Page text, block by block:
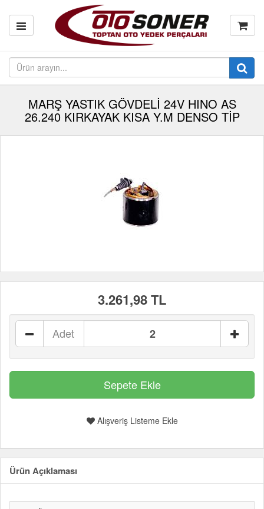
MARŞ YASTIK GÖVDELİ 24V HINO AS
26.240 KIRKAYAK KISA Y.M DENSO TİP
3.261,98 TL
Adet
Alışveriş Listeme Ekle
Ürün Açıklaması